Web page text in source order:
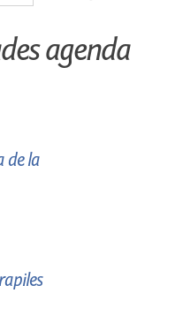
agenda
de la